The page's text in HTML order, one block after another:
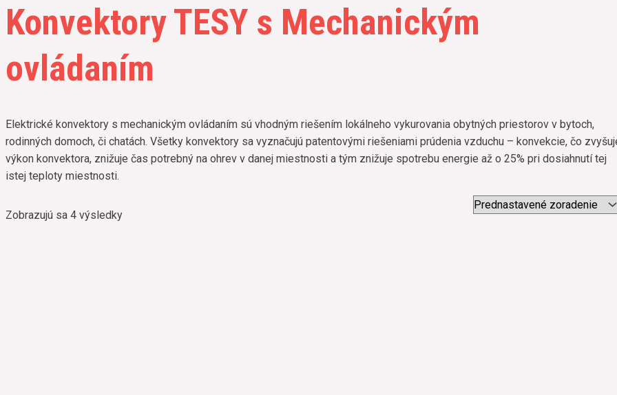
Konvektory TESY s Mechanickým
ovládaním
Elektrické konvektory s mechanickým ovládaním sú vhodným riešením lokálneho vykurovania obytných priestorov v bytoch,
rodinných domoch, či chatách. Všetky konvektory sa vyznačujú patentovými riešeniami prúdenia vzduchu – konvekcie, čo
výkon konvektora, znižuje čas potrebný na ohrev v danej miestnosti a tým znižuje spotrebu energie až o 25% pri dosiahnutí tej
istej teploty miestnosti.
Zobrazujú sa 4 výsledky